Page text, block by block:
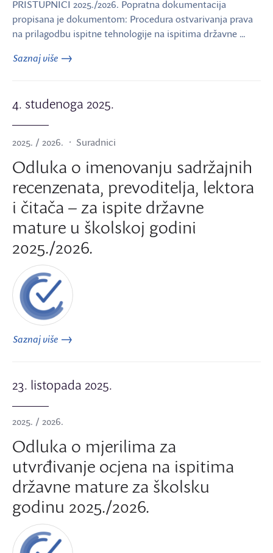
PRISTUPNICI 2025./2026. Popratna dokumentacija
propisana je dokumentom: Procedura ostvarivanja prava
na prilagodbu ispitne tehnologije na ispitima državne …
Saznaj više
4. studenoga 2025.
2025. / 2026. Suradnici
Odluka o imenovanju sadržajnih
recenzenata, prevoditelja, lektora
i čitača – za ispite državne
mature u školskoj godini
2025./2026.
Saznaj više
23. listopada 2025.
2025. / 2026.
Odluka o mjerilima za
utvrđivanje ocjena na ispitima
državne mature za školsku
godinu 2025./2026.